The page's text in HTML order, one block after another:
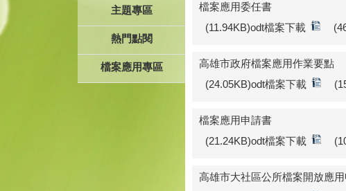
主題專區
熱門點閱
檔案應用專區
檔案應用委任書
(11.94KB)odt檔案下載
高雄市政府檔案應用作業要點
(24.05KB)odt檔案下載
檔案應用申請書
(21.24KB)odt檔案下載
高雄市大社區公所檔案開放應